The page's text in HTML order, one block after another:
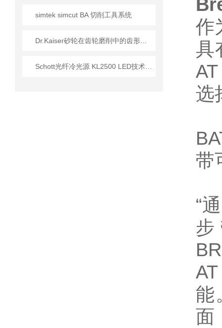
simtek simcut BA 切削工具系统
作
具
选
带
“
能
面